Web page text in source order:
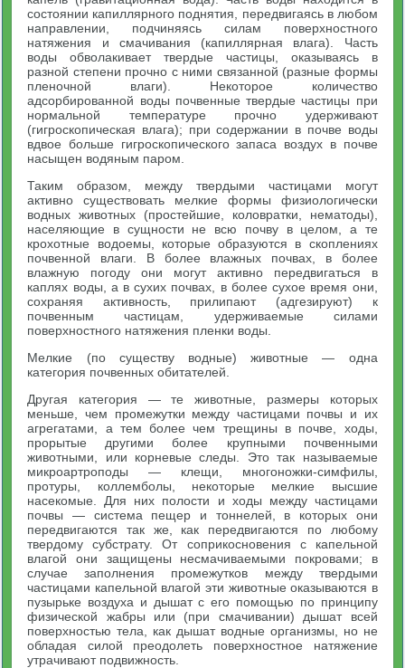
состоянии капиллярного поднятия, передвигаясь в любом
направлении, подчиняясь силам поверхностного
натяжения и смачивания (капиллярная влага). Часть
воды обволакивает твердые частицы, оказываясь в
разной степени прочно с ними связанной (разные формы
пленочной влаги). Некоторое количество
адсорбированной воды почвенные твердые частицы при
нормальной температуре прочно удерживают
(гигроскопическая влага); при содержании в почве воды
вдвое больше гигроскопического запаса воздух в почве
насыщен водяным паром.
Таким образом, между твердыми частицами могут
активно существовать мелкие формы физиологически
водных животных (простейшие, коловратки, нематоды),
населяющие в сущности не всю почву в целом, а те
крохотные водоемы, которые образуются в скоплениях
почвенной влаги. В более влажных почвах, в более
влажную погоду они могут активно передвигаться в
каплях воды, а в сухих почвах, в более сухое время они,
сохраняя активность, прилипают (адгезируют) к
почвенным частицам, удерживаемые силами
поверхностного натяжения пленки воды.
Мелкие (по существу водные) животные — одна
категория почвенных обитателей.
Другая категория — те животные, размеры которых
меньше, чем промежутки между частицами почвы и их
агрегатами, а тем более чем трещины в почве, ходы,
прорытые другими более крупными почвенными
животными, или корневые следы. Это так называемые
микроартроподы — клещи, многоножки-симфилы,
протуры, коллемболы, некоторые мелкие высшие
насекомые. Для них полости и ходы между частицами
почвы — система пещер и тоннелей, в которых они
передвигаются так же, как передвигаются по любому
твердому субстрату. От соприкосновения с капельной
влагой они защищены несмачиваемыми покровами; в
случае заполнения промежутков между твердыми
частицами капельной влагой эти животные оказываются в
пузырьке воздуха и дышат с его помощью по принципу
физической жабры или (при смачивании) дышат всей
поверхностью тела, как дышат водные организмы, но не
обладая силой преодолеть поверхностное натяжение
утрачивают подвижность.